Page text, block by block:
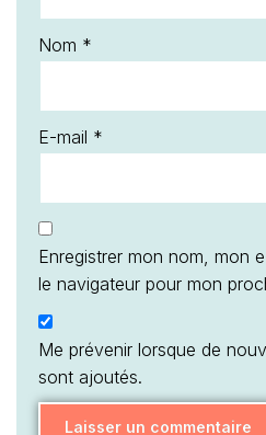
Nom *
E-mail *
Enregistrer mon nom, mon
le navigateur pour mon
Me prévenir lorsque de
sont ajoutés.